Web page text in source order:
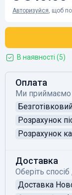
Авторизуйся, щоб
В наявності (5)
Оплата
Ми приймаємо
Розрахунок
Розрахунок
Доставка
Оберіть
Доставка